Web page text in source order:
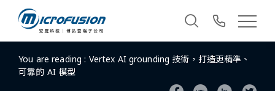
You are reading : Vertex AI grounding 技術，打造更精準、
可靠的 AI 模型